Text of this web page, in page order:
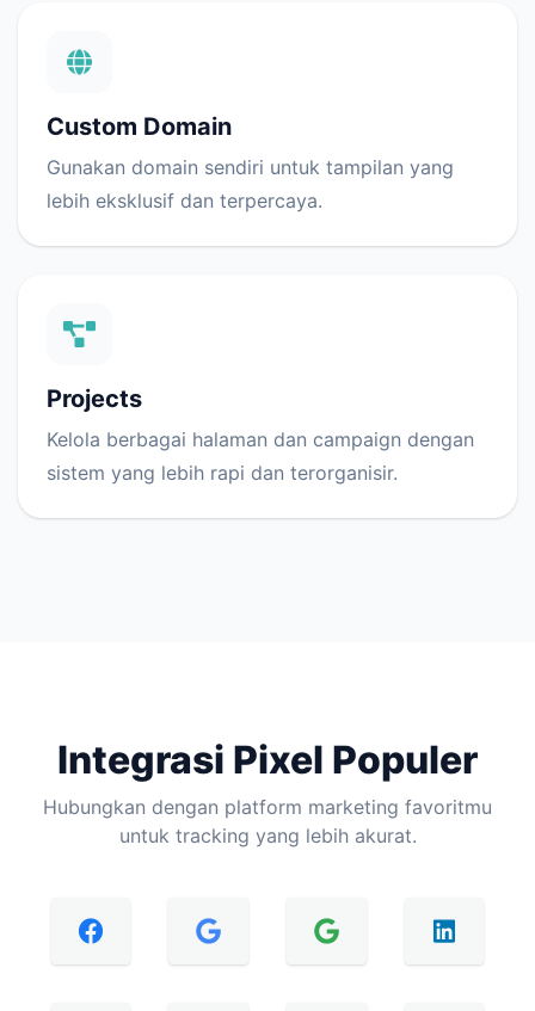
Custom Domain
Gunakan domain sendiri untuk tampilan yang
lebih eksklusif dan terpercaya.
Projects
Kelola berbagai halaman dan campaign dengan
sistem yang lebih rapi dan terorganisir.
Integrasi Pixel Populer
Hubungkan dengan platform marketing favoritmu
untuk tracking yang lebih akurat.